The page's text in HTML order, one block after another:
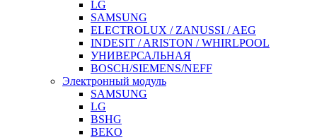
LG
SAMSUNG
ELECTROLUX / ZANUSSI / AEG
INDESIT / ARISTON / WHIRLPOOL
УНИВЕРСАЛЬНАЯ
BOSCH/SIEMENS/NEFF
Электронный модуль
SAMSUNG
LG
BSHG
BEKO